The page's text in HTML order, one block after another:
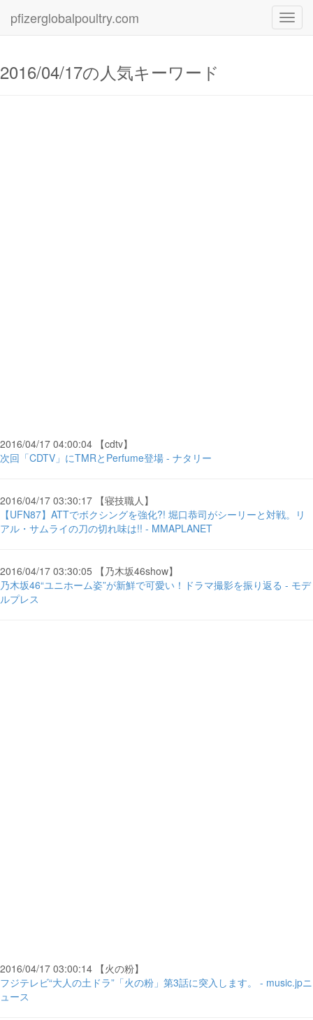
pfizerglobalpoultry.com
2016/04/17の人気キーワード
2016/04/17 04:00:04 【cdtv】
次回「CDTV」にTMRとPerfume登場 - ナタリー
2016/04/17 03:30:17 【寝技職人】
【UFN87】ATTでボクシングを強化?! 堀口恭司がシーリーと対戦。リ
アル・サムライの刀の切れ味は!! - MMAPLANET
2016/04/17 03:30:05 【乃木坂46show】
乃木坂46“ユニホーム姿”が新鮮で可愛い！ドラマ撮影を振り返る - モデ
ルプレス
2016/04/17 03:00:14 【火の粉】
フジテレビ“大人の土ドラ”「火の粉」第3話に突入します。 - music.jpニ
ュース